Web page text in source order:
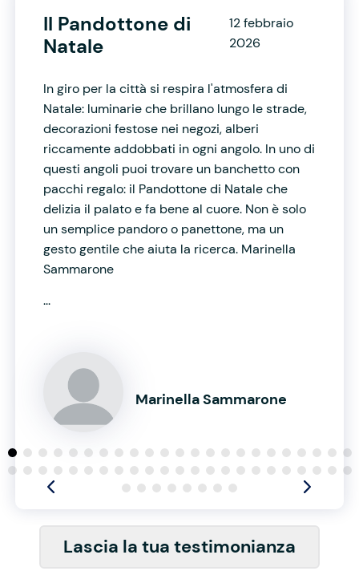
Il Pandottone di
Natale
12 febbraio
2026
In giro per la città si respira l'atmosfera di
Natale: luminarie che brillano lungo le strade,
decorazioni festose nei negozi, alberi
riccamente addobbati in ogni angolo. In uno di
questi angoli puoi trovare un banchetto con
pacchi regalo: il Pandottone di Natale che
delizia il palato e fa bene al cuore. Non è solo
un semplice pandoro o panettone, ma un
gesto gentile che aiuta la ricerca. Marinella
Sammarone
...
Marinella Sammarone
Lascia la tua testimonianza